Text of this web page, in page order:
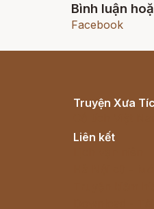
Bình luận
Facebook
Truyện Xưa
Liên kết